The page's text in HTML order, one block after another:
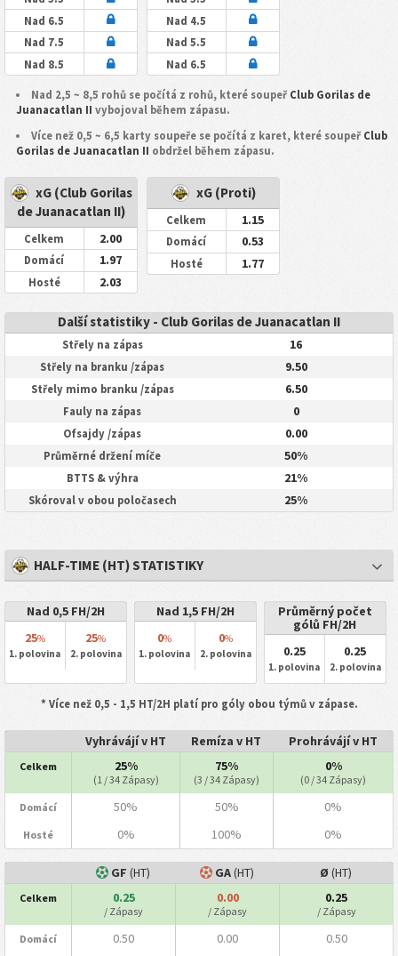
Nad 6.5
Nad 7.5
Nad 8.5
Nad 4.5
Nad 5.5
Nad 6.5
Nad 2,5 ~ 8,5 rohů se počítá z rohů, které soupeř Club Gorilas de
Juanacatlan II vybojoval během zápasu.
Více než 0,5 ~ 6,5 karty soupeře se počítá z karet, které soupeř Club
Gorilas de Juanacatlan II obdržel během zápasu.
xG (Club Gorilas
de Juanacatlan II)
Celkem 2.00
Domácí 1.97
Hosté 2.03
xG (Proti)
Celkem 1.15
Domácí 0.53
Hosté 1.77
Další statistiky - Club Gorilas de Juanacatlan II
Střely na zápas 16
Střely na branku /zápas 9.50
Střely mimo branku /zápas 6.50
Fauly na zápas 0
Ofsajdy /zápas 0.00
Průměrné držení míče 50%
BTTS & výhra 21%
Skóroval v obou poločasech 25%
HALF-TIME (HT) STATISTIKY
Nad 0,5 FH/2H
25%
1. polovina
25%
2. polovina
Nad 1,5 FH/2H
0%
1. polovina
0%
2. polovina
Průměrný počet
gólů FH/2H
0.25
1. polovina
0.25
2. polovina
* Více než 0,5 - 1,5 HT/2H platí pro góly obou týmů v zápase.
Vyhrávájí v HT Remíza v HT Prohrávájí v HT
Celkem 25%
(1 / 34 Zápasy)
75%
(3 / 34 Zápasy)
0%
(0 / 34 Zápasy)
Domácí 50% 50% 0%
Hosté 0% 100% 0%
GF (HT) GA(HT) Ø (HT)
Celkem 0.25
/ Zápasy
0.00
/ Zápasy
0.25
/ Zápasy
Domácí 0.50 0.00 0.50